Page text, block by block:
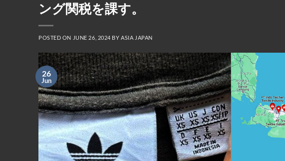
ング関税を課す。
POSTED ON JUNE 26, 2024 BYASIA JAPAN
26
Jun